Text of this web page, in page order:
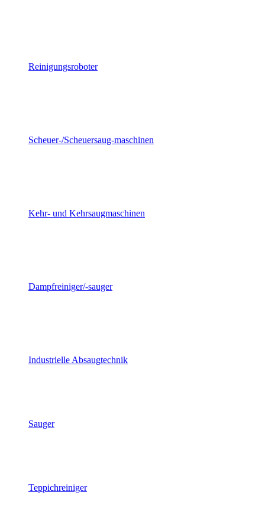
Reinigungsroboter
Scheuer-/Scheuersaug-maschinen
Kehr- und Kehrsaugmaschinen
Dampfreiniger/-sauger
Industrielle Absaugtechnik
Sauger
Teppichreiniger